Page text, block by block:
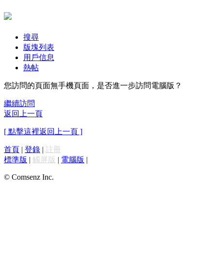
搜尋
版塊列表
用戶信息
熱帖
您訪問的頁面無手機頁面，是否進一步訪問電腦版？
繼續訪問
返回上一頁
[ 點擊這裡返回上一頁 ]
首頁 | 登錄 | 註冊
標準版 | 觸屏版 | 電腦版 |
© Comsenz Inc.